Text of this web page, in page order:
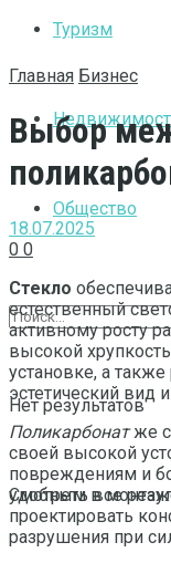
Туризм
Общество
Нет результатов
Смотреть все
Главная Бизнес
Выбор
18.07.2025
0 0
Стекло
естественный
активному росту
высокой
установке, а также
эстетический вид
Поликарбонатже
своей высокой
повреждениям и
удобным в
проектировать
разрушения при